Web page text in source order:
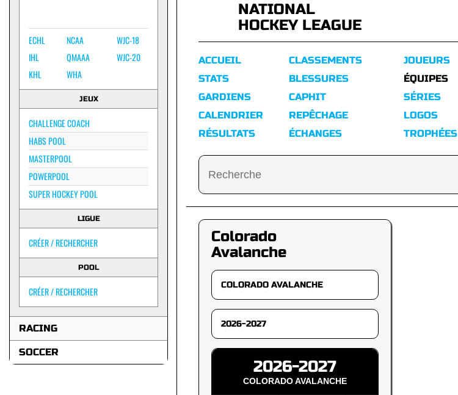
ECHL
IHL
KHL
NCAA
QMAAA
WHA
WJC-18
WJC-20
JEUX
CHALLENGE COACH
HABS POOL
MASTERPOOL
POWERPOOL
SUPER HOCKEY POOL
LIGUE
CRÉER / RECHERCHER
POOL
CRÉER / RECHERCHER
RACING
SOCCER
NATIONAL
HOCKEY LEAGUE
ACCUEIL
STATS
GARDIENS
CALENDRIER
RÉSULTATS
CLASSEMENTS
BLESSURES
CAPHIT
REPÊCHAGE
ÉCHANGES
JOUEURS
ÉQUIPES
SÉRIES
LOGOS
TROPHÉES
Colorado
Avalanche
2026-2027
COLORADO AVALANCHE